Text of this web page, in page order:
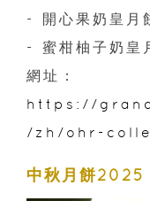
- 開心果奶皇月
- 蜜柑柚子奶皇
網址：
https://
/zh/ohr-
中秋月餅2025